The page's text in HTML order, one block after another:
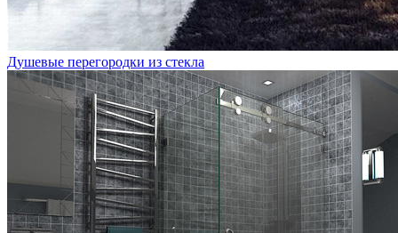
Душевые перегородки из стекла